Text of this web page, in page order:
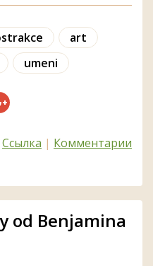
art
umeni
Ссылка | Комментарии
od Benjamina